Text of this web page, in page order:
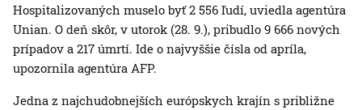
Hospitalizovaných muselo byť 2 556 ľudí, uviedla agentúra
Unian. O deň skôr, v utorok (28. 9.), pribudlo 9 666 nových
prípadov a 217 úmrtí. Ide o najvyššie čísla od apríla,
upozornila agentúra AFP.
Jedna z najchudobnejších európskych krajín s približne